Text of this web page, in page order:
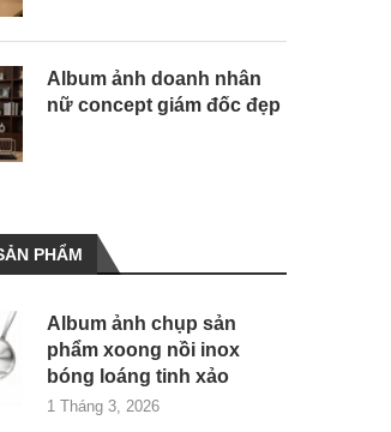
Album ảnh doanh nhân
nữ concept giám đốc đẹp
PHẨM
Album ảnh chụp sản
phẩm xoong nồi inox
bóng loáng tinh xảo
1 Tháng 3, 2026